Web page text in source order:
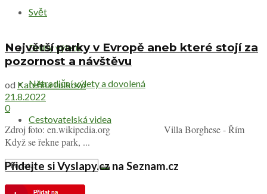
Svět
Druhy výletů
Netradiční výlety a dovolená
Cestovatelská videa
Největší parky v Evropě aneb které stojí za
pozornost a návštěvu
od Kateřina Lulková
21.8.2022
0
Zdroj foto: en.wikipedia.org Villa Borghese - Řím
Když se řekne park, ...
Přidejte si Vyslapy.cz na Seznam.cz